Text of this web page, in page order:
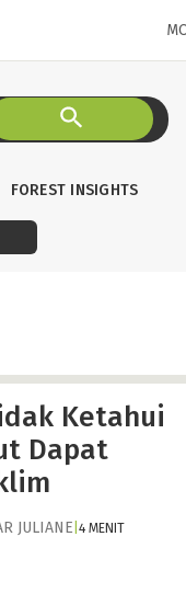
FOREST INSIGHTS
Ketahui
Dapat
JULIANE 4 MENIT